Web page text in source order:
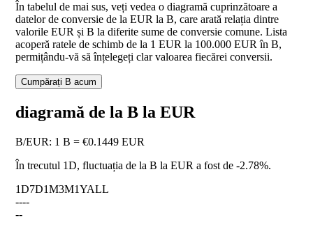
În tabelul de mai sus, veți vedea o diagramă cuprinzătoare a
datelor de conversie de la EUR la B, care arată relația dintre
valorile EUR și B la diferite sume de conversie comune. Lista
acoperă ratele de schimb de la 1 EUR la 100.000 EUR în B,
permițându-vă să înțelegeți clar valoarea fiecărei conversii.
Cumpărați B acum
diagramă de la B la EUR
B/EUR: 1 B = €0.1449 EUR
În trecutul 1D, fluctuația de la B la EUR a fost de -2.78%.
1D7D1M3M1YALL
----
--